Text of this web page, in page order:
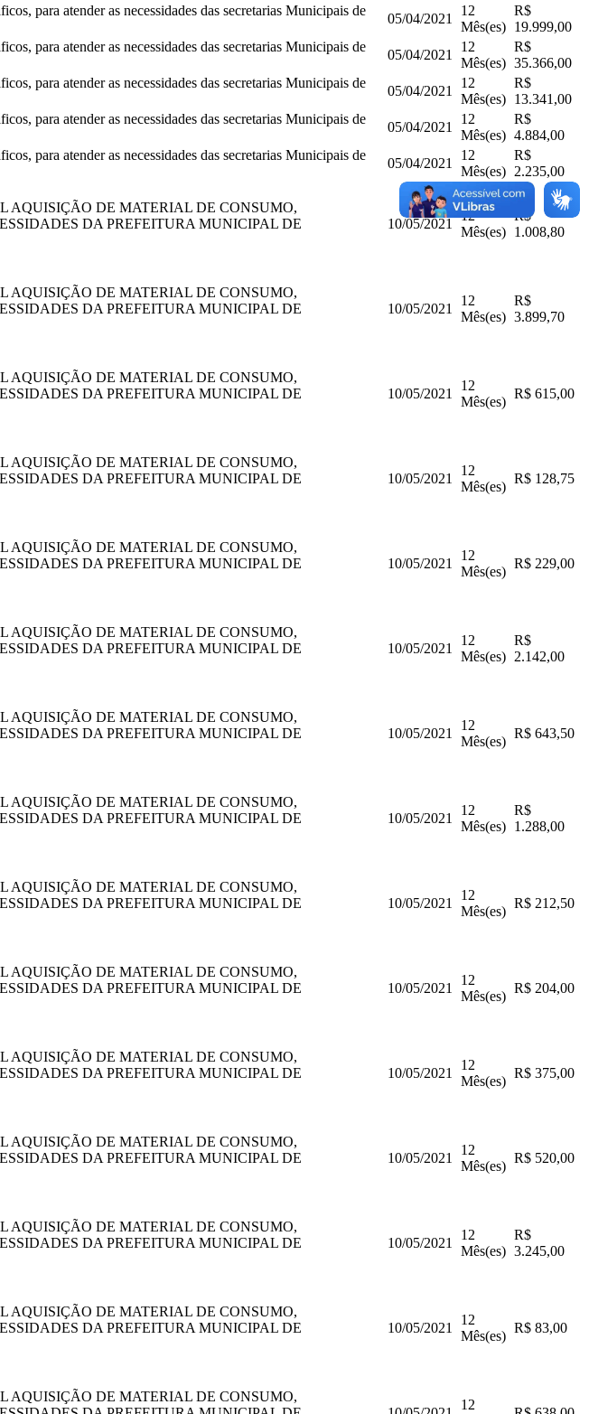
para atender as necessidades das secretarias Municipais de
05/04/2021
12
Mês(es)
R$
19.999,00
para atender as necessidades das secretarias Municipais de
05/04/2021
12
Mês(es)
R$
35.366,00
para atender as necessidades das secretarias Municipais de
05/04/2021
12
Mês(es)
R$
13.341,00
para atender as necessidades das secretarias Municipais de
05/04/2021
12
Mês(es)
R$
4.884,00
para atender as necessidades das secretarias Municipais de
05/04/2021
12
Mês(es)
R$
2.235,00
AQUISIÇÃO DE MATERIAL DE CONSUMO,
DA PREFEITURA MUNICIPAL DE
10/05/2021
12
Mês(es)
R$
1.008,80
AQUISIÇÃO DE MATERIAL DE CONSUMO,
DA PREFEITURA MUNICIPAL DE
10/05/2021
12
Mês(es)
R$
3.899,70
AQUISIÇÃO DE MATERIAL DE CONSUMO,
DA PREFEITURA MUNICIPAL DE
10/05/2021
12
Mês(es)
R$ 615,00
AQUISIÇÃO DE MATERIAL DE CONSUMO,
DA PREFEITURA MUNICIPAL DE
10/05/2021
12
Mês(es)
R$ 128,75
AQUISIÇÃO DE MATERIAL DE CONSUMO,
DA PREFEITURA MUNICIPAL DE
10/05/2021
12
Mês(es)
R$ 229,00
AQUISIÇÃO DE MATERIAL DE CONSUMO,
DA PREFEITURA MUNICIPAL DE
10/05/2021
12
Mês(es)
R$
2.142,00
AQUISIÇÃO DE MATERIAL DE CONSUMO,
DA PREFEITURA MUNICIPAL DE
10/05/2021
12
Mês(es)
R$ 643,50
AQUISIÇÃO DE MATERIAL DE CONSUMO,
DA PREFEITURA MUNICIPAL DE
10/05/2021
12
Mês(es)
R$
1.288,00
AQUISIÇÃO DE MATERIAL DE CONSUMO,
DA PREFEITURA MUNICIPAL DE
10/05/2021
12
Mês(es)
R$ 212,50
AQUISIÇÃO DE MATERIAL DE CONSUMO,
DA PREFEITURA MUNICIPAL DE
10/05/2021
12
Mês(es)
R$ 204,00
AQUISIÇÃO DE MATERIAL DE CONSUMO,
DA PREFEITURA MUNICIPAL DE
10/05/2021
12
Mês(es)
R$ 375,00
AQUISIÇÃO DE MATERIAL DE CONSUMO,
DA PREFEITURA MUNICIPAL DE
10/05/2021
12
Mês(es)
R$ 520,00
AQUISIÇÃO DE MATERIAL DE CONSUMO,
DA PREFEITURA MUNICIPAL DE
10/05/2021
12
Mês(es)
R$
3.245,00
AQUISIÇÃO DE MATERIAL DE CONSUMO,
DA PREFEITURA MUNICIPAL DE
10/05/2021
12
Mês(es)
R$ 83,00
AQUISIÇÃO DE MATERIAL DE CONSUMO,
12